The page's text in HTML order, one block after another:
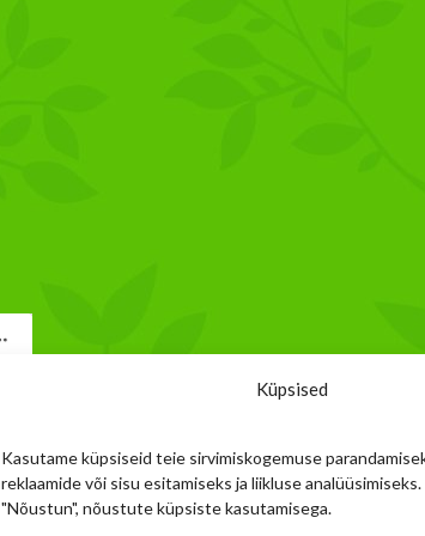
Küpsised
Kasutame küpsiseid teie sirvimiskogemuse
reklaamide või sisu esitamiseks ja liikluse
"Nõustun", nõustute küpsiste kasutamisega.